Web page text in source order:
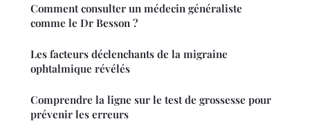
Comment consulter un médecin généraliste
comme le Dr Besson ?
Les facteurs déclenchants de la migraine
ophtalmique révélés
Comprendre la ligne sur le test de grossesse pour
prévenir les erreurs